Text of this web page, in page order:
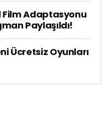
Film Adaptasyonu
Paylaşıldı!
Ücretsiz Oyunları